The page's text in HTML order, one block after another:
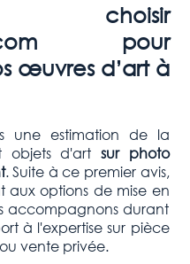
choisir
pour
œuvres d’art à
une estimation de la
objets d'art sur photo
. Suite à ce premier avis,
aux options de mise en
accompagnons durant
à l'expertise sur pièce
vente privée.